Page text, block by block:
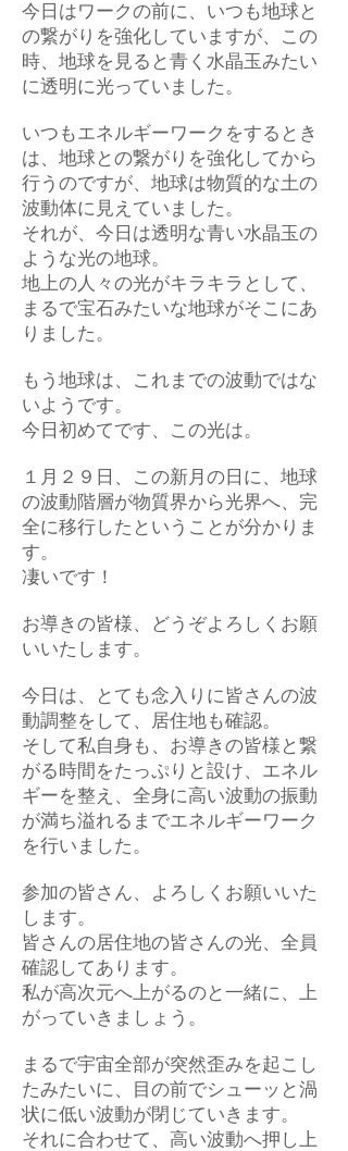
今日はワークの前に、いつも地球と
の繋がりを強化していますが、この
時、地球を見ると青く水晶玉みたい
に透明に光っていました。
いつもエネルギーワークをするとき
は、地球との繋がりを強化してから
行うのですが、地球は物質的な土の
波動体に見えていました。
それが、今日は透明な青い水晶玉の
ような光の地球。
地上の人々の光がキラキラとして、
まるで宝石みたいな地球がそこにあ
りました。
もう地球は、これまでの波動ではな
いようです。
今日初めてです、この光は。
１月２９日、この新月の日に、地球
の波動階層が物質界から光界へ、完
全に移行したということが分かりま
す。
凄いです！
お導きの皆様、どうぞよろしくお願
いいたします。
今日は、とても念入りに皆さんの波
動調整をして、居住地も確認。
そして私自身も、お導きの皆様と繋
がる時間をたっぷりと設け、エネル
ギーを整え、全身に高い波動の振動
が満ち溢れるまでエネルギーワーク
を行いました。
参加の皆さん、よろしくお願いいた
します。
皆さんの居住地の皆さんの光、全員
確認してあります。
私が高次元へ上がるのと一緒に、上
がっていきましょう。
まるで宇宙全部が突然歪みを起こし
たみたいに、目の前でシューッと渦
状に低い波動が閉じていきます。
それに合わせて、高い波動へ押し上